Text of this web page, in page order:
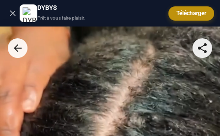
DYBYS
Prêt à vous faire plaisir.
Télécharger